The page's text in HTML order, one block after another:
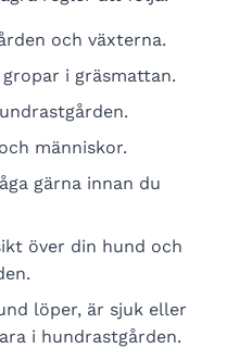
och växterna.
i gräsmattan.
människor.
gärna innan du
över din hund och
löper, är sjuk eller
i hundrastgården.